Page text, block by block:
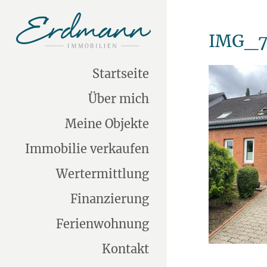
Startseite
Über mich
Meine Objekte
Immobilie verkaufen
Wertermittlung
Finanzierung
Ferienwohnung
Kontakt